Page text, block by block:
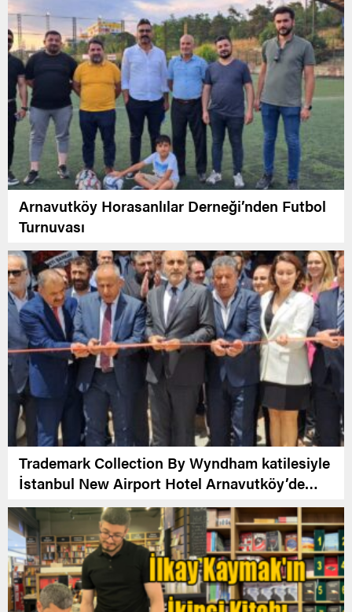
Arnavutköy Horasanlılar Derneği’nden Futbol
Turnuvası
Trademark Collection By Wyndham katilesiyle
İstanbul New Airport Hotel Arnavutköy’de
Açıldı